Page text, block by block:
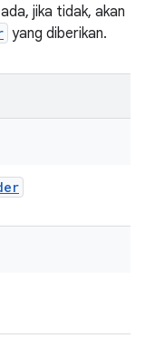
jika tidak, akan
yang diberikan.